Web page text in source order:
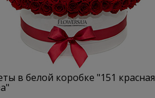
в белой коробке "151 красная